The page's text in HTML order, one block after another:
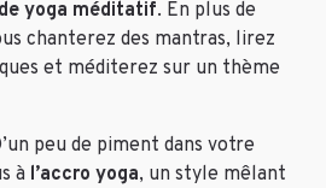
yoga méditatif. En plus de
chanterez des mantras, lirez
et méditerez sur un thème
peu de piment dans votre
à l’accro yoga, un style mêlant